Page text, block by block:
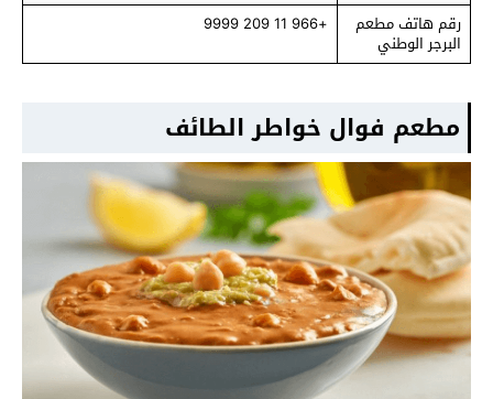
رقم هاتف مطعم
البرجر الوطني
+966 11 209 9999
مطعم فوال خواطر الطائف